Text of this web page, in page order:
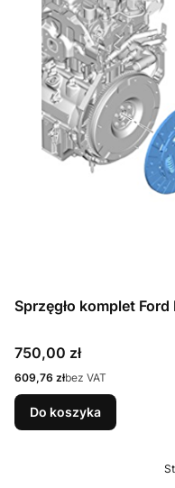
Sprzęgło komplet
Cena
750,00 zł
Cena
609,76 złbez VAT
Do koszyka